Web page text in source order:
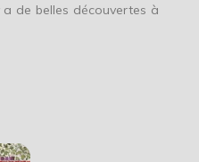
a de belles découvertes à